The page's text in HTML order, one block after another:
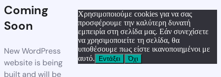
Coming
Soon
New WordPress
website is being
built and will be
Χρησιμοποιούμε cookies για να σας
προσφέρουμε την καλύτερη δυνατή
εμπειρία στη σελίδα μας. Εάν συνεχίσετε
να χρησιμοποιείτε τη σελίδα, θα
υποθέσουμε πως είστε ικανοποιημένοι με
αυτό.
Εντάξει Όχι